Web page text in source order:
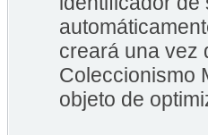
creará una vez
Coleccionismo
objeto de